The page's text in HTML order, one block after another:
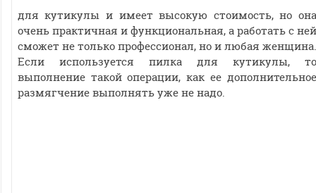
для кутикулы и имеет высокую стоимость, но она
очень практичная и функциональная, а работать с ней
сможет не только профессионал, но и любая женщина.
Если используется пилка для кутикулы, то
выполнение такой операции, как ее дополнительное
размягчение выполнять уже не надо.